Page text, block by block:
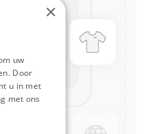
×
uw
Door
u in met
met ons